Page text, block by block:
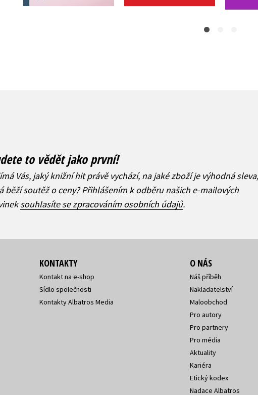
to vědět jako první!
Vás, jaký knižní hit právě vychází, na jaké zboží je výhodná sleva,
běží soutěž o ceny? Přihlášením k odběru našich e-mailových
souhlasíte se zpracováním osobních údajů.
KONTAKTY
Kontakt na e-shop
Sídlo společnosti
Kontakty Albatros Media
O NÁS
Náš příběh
Nakladatelství
Maloobchod
Pro autory
Pro partnery
Pro média
Aktuality
Kariéra
Etický kodex
Nadace Albatros